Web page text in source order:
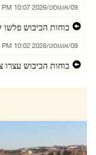
09/אוגוסט/2026 10:07 PM
כוחות הכיבוש פלשו
09/אוגוסט/2026 10:02 PM
כוחות הכיבוש עצרו
מתנחלים כרתו
09/אוגוסט/2026 10:01 PM
78 בני אדם פונו רפואית דרך מעבר רפיח